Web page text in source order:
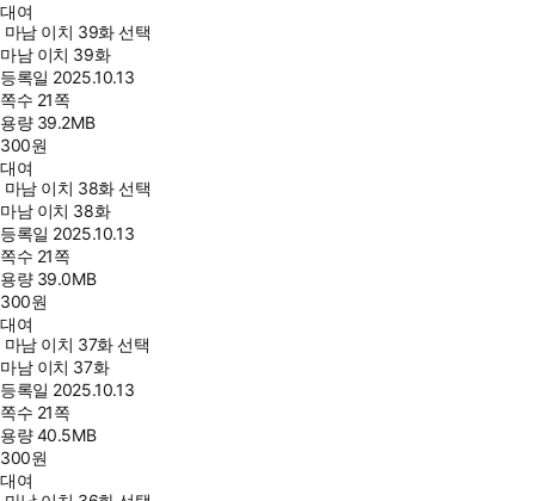
대여
마남 이치 39화 선택
마남 이치 39화
등록일 2025.10.13
쪽수 21쪽
용량 39.2MB
300원
대여
마남 이치 38화 선택
마남 이치 38화
등록일 2025.10.13
쪽수 21쪽
용량 39.0MB
300원
대여
마남 이치 37화 선택
마남 이치 37화
등록일 2025.10.13
쪽수 21쪽
용량40.5MB
300원
대여